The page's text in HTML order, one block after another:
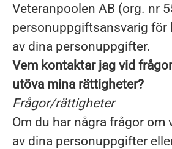
Veteranpoolen AB (org. nr
personuppgiftsansvarig för
av dina personuppgifter.
Vem kontaktar jag vid
utöva mina rättigheter?
Frågor/rättigheter
Om du har några frågor om
av dina personuppgifter